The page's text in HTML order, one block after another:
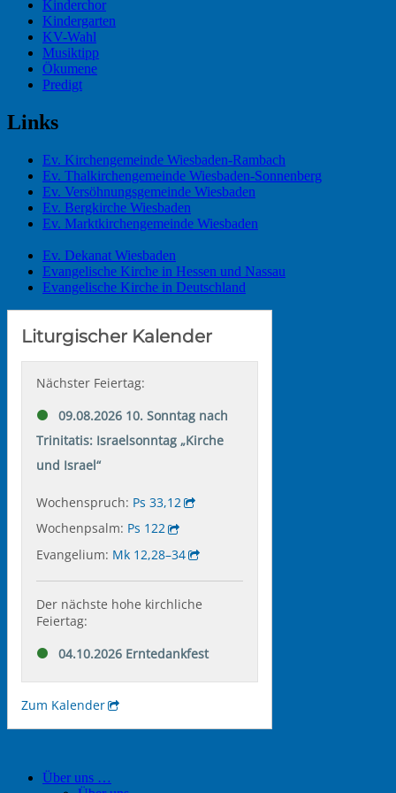
Kinderchor
Kindergarten
KV-Wahl
Musiktipp
Ökumene
Predigt
Links
Ev. Kirchengemeinde Wiesbaden-Rambach
Ev. Thalkirchengemeinde Wiesbaden-Sonnenberg
Ev. Versöhnungsgemeinde Wiesbaden
Ev. Bergkirche Wiesbaden
Ev. Marktkirchengemeinde Wiesbaden
Ev. Dekanat Wiesbaden
Evangelische Kirche in Hessen und Nassau
Evangelische Kirche in Deutschland
Über uns …